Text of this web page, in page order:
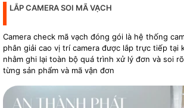
LẮP CAMERA SOI MÃ VẠCH
Camera check mã vạch đóng gói là hệ thống
phân giải cao vị trí camera được lắp trực tiếp tại
nhằm ghi lại toàn bộ quá trình xử lý đơn và soi
từng sản phẩm và mã vận đơn